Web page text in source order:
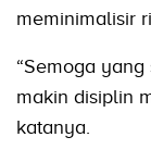
meminimalisir
“Semoga
makin disiplin
katanya.